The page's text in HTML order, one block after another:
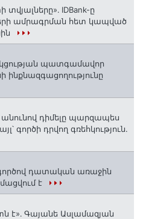
IDBank-ը
ամրագրման հետ կապված
պատգամավոր
ինքնազգացողությունը
դիմելը պարզապես
գործի դրվող գռեհկություն.
դատական առաջին
է
է»․ Գայանե Ասլամազյան